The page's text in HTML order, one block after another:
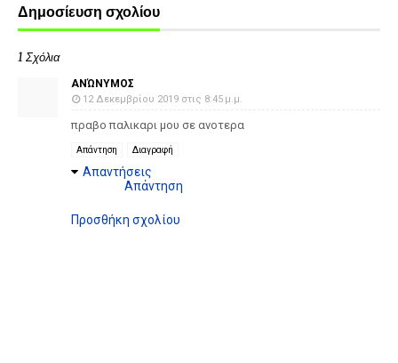
Δημοσίευση σχολίου
1 Σχόλια
ΑΝΏΝΥΜΟΣ
12 Δεκεμβρίου 2019 στις 8:45 μ.μ.
πραβο παλικαρι μου σε ανοτερα
Απάντηση Διαγραφή
Απαντήσεις
Απάντηση
Προσθήκη σχολίου